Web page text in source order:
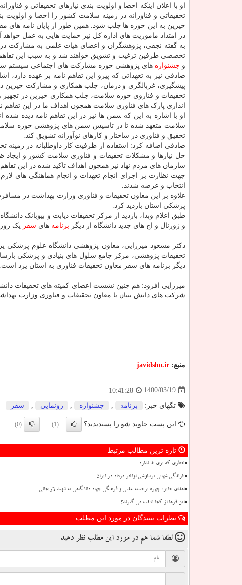
او با اعلان اینکه احصا و اولویت ­بندی نیازهای تحقیقاتی و
تحقیقاتی و فناورانه در زمینه سلامت کشور را احصا و
خیرین به این حوزه­ ها جلب شود. همین طور از پایان نامه
در امتداد ماموریت های اداره کل نیز حمایت­ هایی به عمل خواهد
به گفته نجفی، پژوهشگران و اعضای هیات علمی به مشارکت در
تخصصی طرفین ترغیب و تشویق خواهند شد و به سبب این تفاهم
و جشنواره های پژوهشی حوزه مشارکت های اجتماعی سیستم
صادقی نیز به تعهداتی که پیرو این تفاهم نامه بر عهده
پیشگیری، غربالگری و درمان، جلب همکاری و مشارکت خیرین
تحقیقات و فناروی حوزه سلامت، جلب همکاری خیرین در
اندازی پارک های فناوری سلامت همچون اهداف ما در این تفاهم
او با اشاره به این که سمن ها نیز در این تفاهم نامه دیده
سلامت متعهد شده تا در تاسیس سمن های پژوهشی حوزه
تحقیق و فناوری در ساختار و کارهای نوآورانه تشویق کند.
صادقی اضافه کرد: استفاده از ظرفیت کار داوطلبانه در زمینه
حل نیازها و مشکلات تحقیقات و فناوری سلامت کشور و ایجاد
سازمان های مردم نهاد نیز همچون اهداف تاکید شده در این
جهت نظارت بر اجرای انجام تعهدات و انجام هماهنگی های
انتخاب و عرضه شدند.
علاوه بر این معاون تحقیقات و فناوری وزارت بهداشت در
پزشکی استان بازدید کرد.
طبق اعلام وبدا، بازدید از مرکز تحقیقات دیابت و بیوبانک
و ژورنال و اچ های جدید دانشگاه از دیگر برنامه های سفر یک
دکتر مسعود میرزایی، معاون پژوهشی دانشگاه علوم پزشکی
تحقیقات پژوهشی، مرکز جامع سلول های بنیادی و پزشکی
دیگر برنامه های سفر معاون تحقیقات فناوری به استان یزد است.
میرزایی افزود: هم چنین نشست اعضای کمیته های تحقیقات
شرکت های دانش بنیان با معاون تحقیقات و فناوری وزارت
منبع: javidsho.ir
1400/03/19
10:41:28
تگهای خبر: برنامه جشنواره رونمایی سفر
این پست جاوید شو را پسندیدید؟ (1)
(0)
تازه ترین مطالب مرتبط
خطری که بوی بد ندارد
بارندگی شهابی برساوشی اواخر مرداد در ایران
اهدای جایزه چهره برجسته علمی و فرهنگی جهاد دانشگاهی به شهید لاریجانی
این فرها از کجا نشئت می گیرند؟
نظرات بینندگان در مورد این مطلب
لطفا شما هم در مورد این مطلب نظر دهید